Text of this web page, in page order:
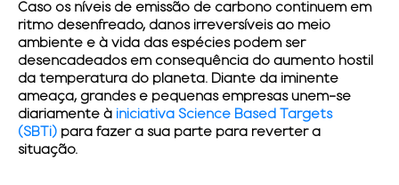
Caso os níveis de emissão de carbono continuem em
ritmo desenfreado, danos irreversíveis ao meio
ambiente e à vida das espécies podem ser
desencadeados em consequência do aumento hostil
da temperatura do planeta. Diante da iminente
ameaça, grandes e pequenas empresas unem-se
diariamente à iniciativa Science Based Targets
(SBTi) para fazer a sua parte para reverter a
situação.